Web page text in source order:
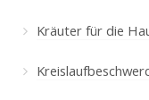
Kräuter für die